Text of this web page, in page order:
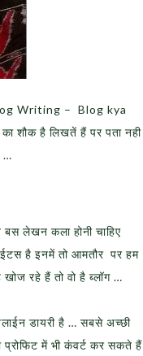
Writing – Blog kya
शौक है लिखतें हैं पर पता नही
…
लेखन कला होनी चाहिए
है इनमें तो आमतौर पर हम
रहे हैं तो वो है ब्लॉग …
डायरी है … सबसे अच्छी
प्रोफिट में भी कंवर्ट कर सकते हैं